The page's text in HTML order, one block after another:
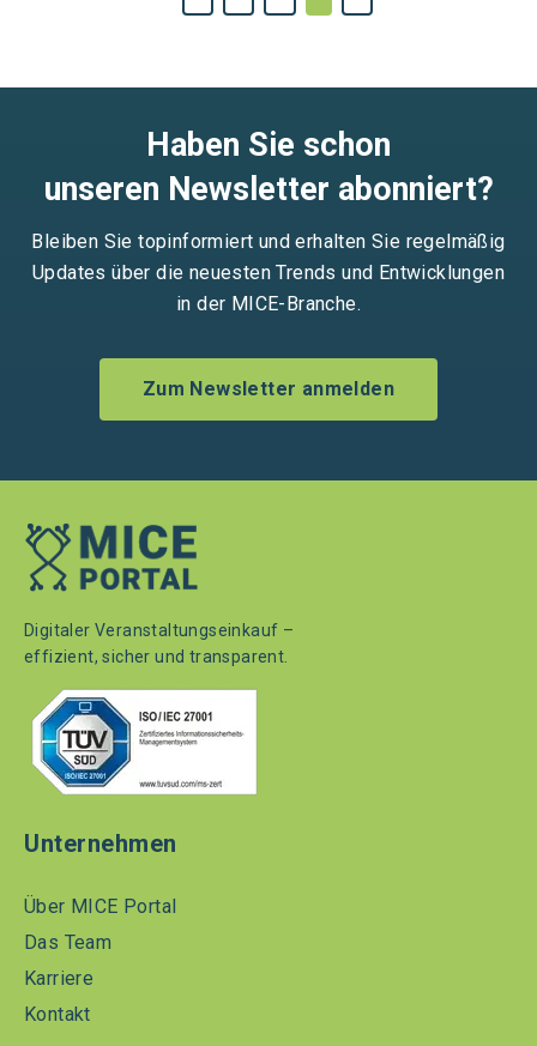
Haben Sie schon
unseren Newsletter abonniert?
Bleiben Sie topinformiert und erhalten Sie regelmäßig
Updates über die neuesten Trends und Entwicklungen
in der MICE-Branche.
Zum Newsletter anmelden
Digitaler Veranstaltungseinkauf –
effizient, sicher und transparent.
Unternehmen
Über MICE Portal
Das Team
Karriere
Kontakt